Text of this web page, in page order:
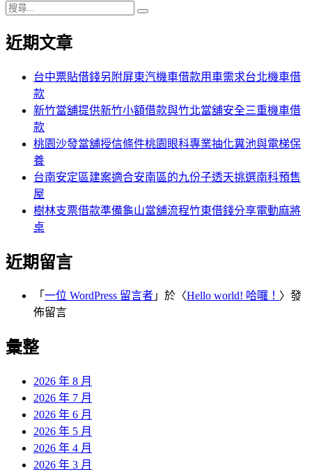
覽
章:
搜
關
近期文章
台中票貼借錢另附屏東汽機車借款用車需求台北機車借
款
新竹當舖提供新竹小額借款與竹北當舖安全三重機車借
款
桃園沙發當舖授信條件桃園眼科專業抽化糞池與電梯保
養
台南安定區建案適合安南區的九份子透天挑選南科預售
屋
樹林支票借款準備龜山當舖流程竹東借錢分享電動麻將
桌
近期留言
「 一位 WordPress 留言者 」於〈Hello world! 哈囉！ 〉發
佈留言
彙整
2026 年 8 月
2026 年 7 月
2026 年 6 月
2026 年 5 月
2026 年 4 月
2026 年 3 月